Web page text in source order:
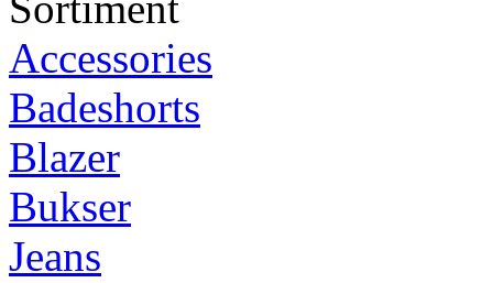
Accessories
Badeshorts
Blazer
Bukser
Jeans